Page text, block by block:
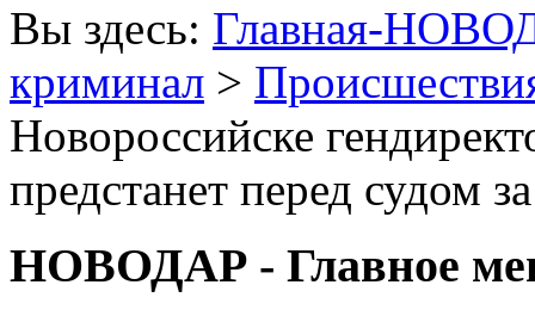
Вы здесь: Главная-
криминал >
Новороссийске
предстанет перед судом
НОВОДАР - Главное